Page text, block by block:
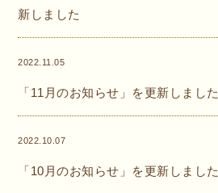
新しました
2022.11.05
「11月のお知らせ」を更新しました
2022.10.07
「10月のお知らせ」を更新しました